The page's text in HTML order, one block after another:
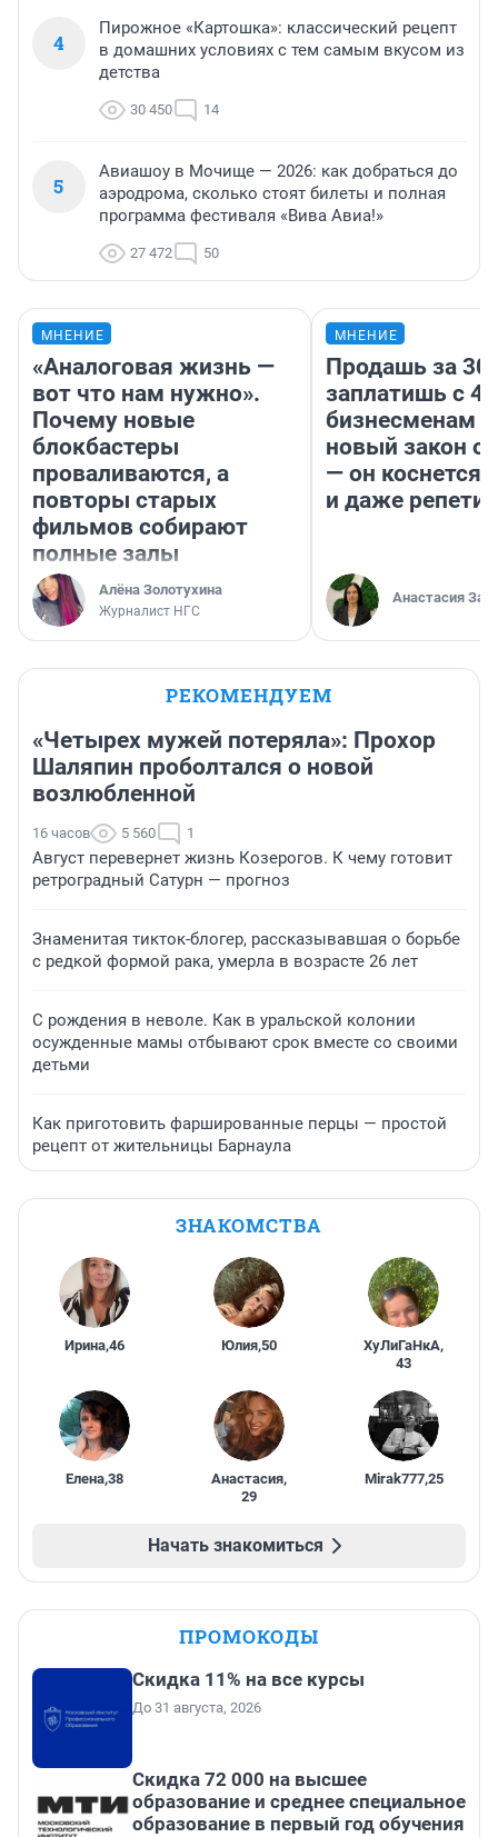
4
Пирожное «Картошка»: классический рецепт
в домашних условиях с тем самым вкусом из
детства
30 450 14
5
Авиашоу в Мочище — 2026: как добраться до
аэродрома, сколько стоят билеты и полная
программа фестиваля «Вива Авиа!»
27 472 50
МНЕНИЕ
«Аналоговая жизнь —
вот что нам нужно».
Почему новые
блокбастеры
проваливаются, а
повторы старых
фильмов собирают
полные залы
Алёна Золотухина
Журналист НГС
МНЕНИЕ
Продашь за
заплатишь с
бизнесменам
новый закон о
— он коснется
и даже
Анастасия
РЕКОМЕНДУЕМ
«Четырех мужей потеряла»: Прохор
Шаляпин проболтался о новой
возлюбленной
16 часов 5 560 1
Август перевернет жизнь Козерогов. К чему готовит
ретроградный Сатурн — прогноз
Знаменитая тикток-блогер, рассказывавшая о борьбе
с редкой формой рака, умерла в возрасте 26 лет
С рождения в неволе. Как в уральской колонии
осужденные мамы отбывают срок вместе со своими
детьми
Как приготовить фаршированные перцы — простой
рецепт от жительницы Барнаула
ЗНАКОМСТВА
Ирина,46 Юлия,50 ХуЛиГаНкА,
43
Елена,38 Анастасия,
29
Mirak777,25
Начать знакомиться
ПРОМОКОДЫ
Скидка 11% на все курсы
До 31 августа, 2026
Скидка 72 000 на высшее
образование и среднее специальное
образование в первый год обучения